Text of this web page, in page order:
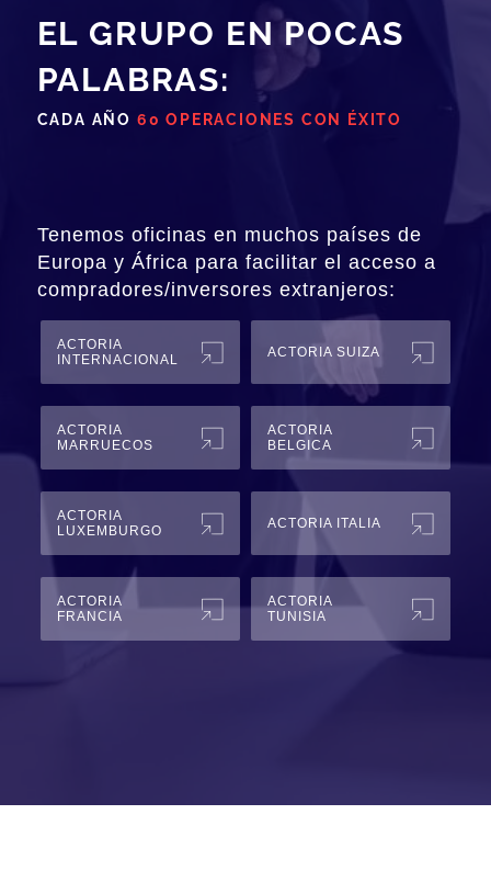
EL GRUPO EN POCAS
PALABRAS:
CADA AÑO 60 OPERACIONES CON ÉXITO
Tenemos oficinas en muchos países de
Europa y África para facilitar el acceso a
compradores/inversores extranjeros:
ACTORIA
INTERNACIONAL
ACTORIA SUIZA
ACTORIA
MARRUECOS
ACTORIA
BELGICA
ACTORIA
LUXEMBURGO
ACTORIA ITALIA
ACTORIA
FRANCIA
ACTORIA
TUNISIA